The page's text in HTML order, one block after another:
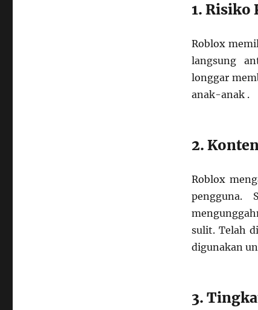
1. Risiko
Roblox
langsung
longgar
anak-anak .
2.
Roblox
pengguna.
sulit. Telah
digunakan
3.